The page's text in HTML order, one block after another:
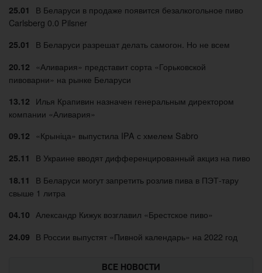
25.01
В Беларуси в продаже появится безалкогольное пиво
Carlsberg 0.0 Pilsner
25.01 В Беларуси разрешат делать самогон. Но не всем
20.12
«Аливария» представит сорта «Горьковской
пивоварни» на рынке Беларуси
13.12 Илья Крапивин назначен генеральным директором
компании «Аливария»
09.12 «Крыніца» выпустила IPA с хмелем Sabro
25.11 В Украине вводят дифференцированный акциз на пиво
18.11
В Беларуси могут запретить розлив пива в ПЭТ-тару
свыше 1 литра
04.10 Александр Кижук возглавил «Брестское пиво»
24.09 В России выпустят «Пивной календарь» на 2022 год
ВСЕ НОВОСТИ